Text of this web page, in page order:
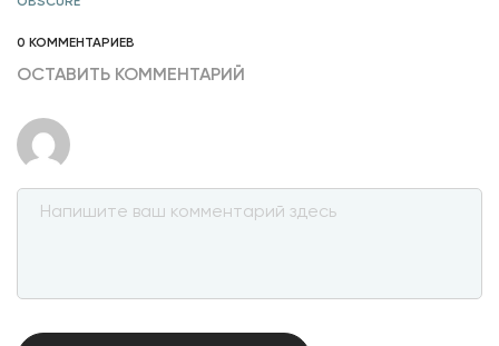
0 КОММЕНТАРИЕВ
ОСТАВИТЬ КОММЕНТАРИЙ